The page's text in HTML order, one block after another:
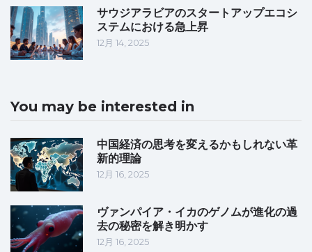
サウジアラビアのスタートアップエコシ
ステムにおける急上昇
12月 14, 2025
You may be interested in
中国経済の思考を変えるかもしれない革
新的理論
12月 16, 2025
ヴァンパイア・イカのゲノムが進化の過
去の秘密を解き明かす
12月 16, 2025